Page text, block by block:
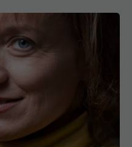
de peste 40 de
natural